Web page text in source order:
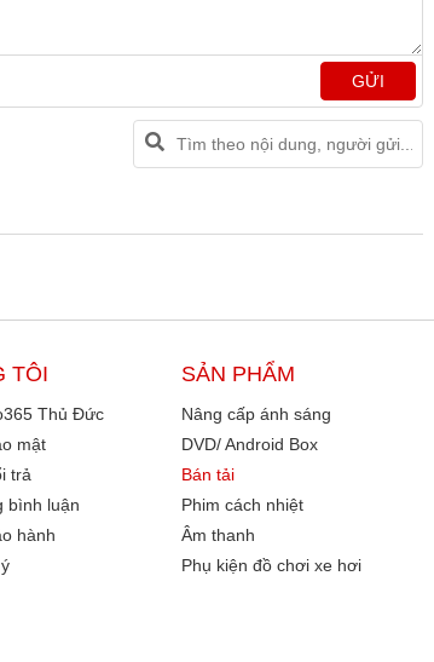
GỬI
TÔI
Thủ Đức
mật
trả
bình luận
hành
SẢN PHẨM
Nâng cấp ánh sáng
DVD/ Android Box
Bán tải
Phim cách nhiệt
Âm thanh
Phụ kiện đồ chơi xe hơi